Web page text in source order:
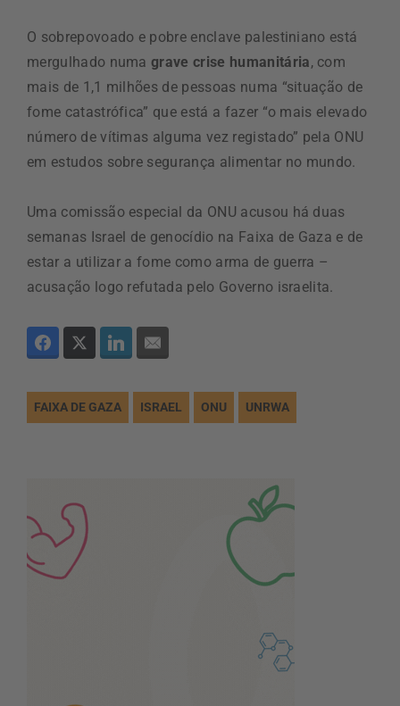
O sobrepovoado e pobre enclave palestiniano está
mergulhado numagrave crise humanitária, com
mais de 1,1 milhões de pessoas numa “situação de
fome catastrófica” que está a fazer “o mais elevado
número de vítimas alguma vez registado” pela ONU
em estudos sobre segurança alimentar no mundo.
Uma comissão especial da ONU acusou há duas
semanas Israel de genocídio na Faixa de Gaza e de
estar a utilizar a fome como arma de guerra –
acusação logo refutada pelo Governo israelita.
FAIXA DE GAZA ISRAEL ONU UNRWA